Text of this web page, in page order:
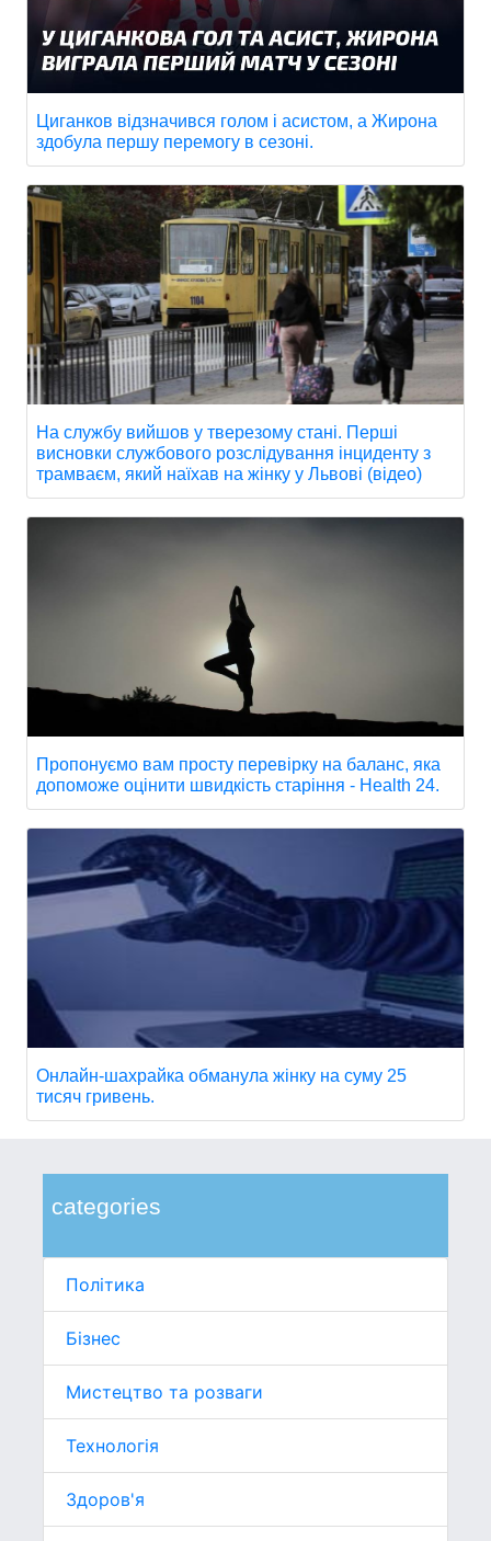
categories
Політика
Бізнес
Мистецтво та розваги
Технологія
Здоров'я
Циганков відзначився голом і асистом, а Жирона
здобула першу перемогу в сезоні.
На службу вийшов у тверезому стані. Перші
висновки службового розслідування інциденту з
трамваєм, який наїхав на жінку у Львові (відео)
Пропонуємо вам просту перевірку на баланс, яка
допоможе оцінити швидкість старіння - Health 24.
Онлайн-шахрайка обманула жінку на суму 25
тисяч гривень.